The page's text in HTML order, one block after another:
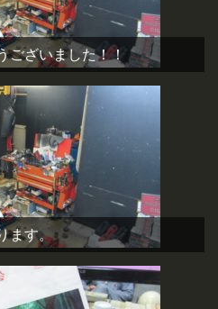
ございました！！
ます。